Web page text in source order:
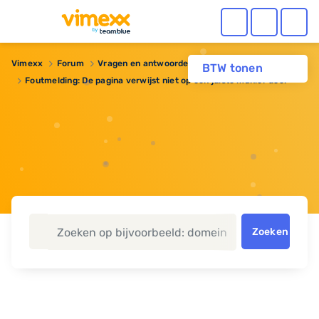
BTW tonen
Vimexx Forum Vragen en antwoorden
Reseller hosting
Foutmelding: De pagina verwijst niet op een juiste manier door
Zoeken